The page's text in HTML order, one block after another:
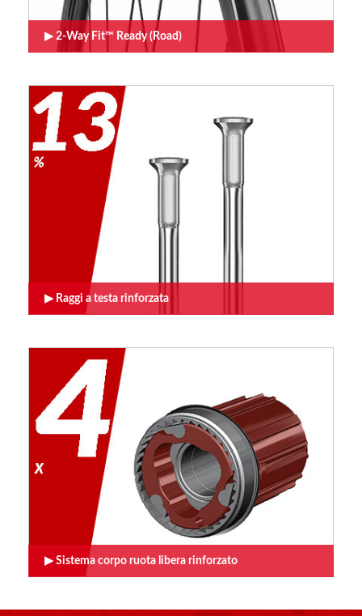
2-Way Fit™ Ready (Road)
Raggi a testa rinforzata
Sistema corpo ruota libera rinforzato